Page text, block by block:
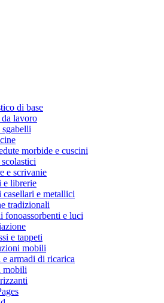
di base
lavoro
sgabelli
morbide e cuscini
e scrivanie
e librerie
casellari e metallici
tradizionali
fonoassorbenti e luci
e tappeti
mobili
armadi di ricarica
mobili